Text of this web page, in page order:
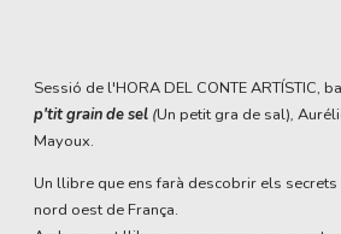
Sessió de l'HORA DEL CONTE ARTÍSTIC,
p'tit grain de sel (Un petit gra de sal),
Mayoux.
Un llibre que ens farà descobrir els
nord oest de França.